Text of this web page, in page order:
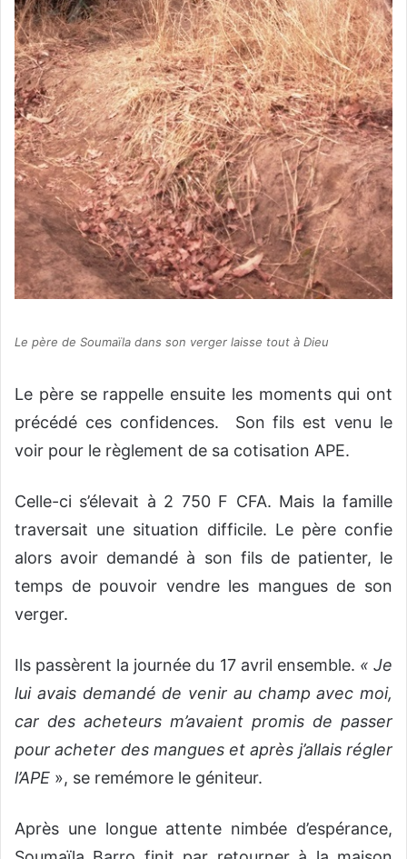
Le père de Soumaïla dans son verger laisse tout à Dieu
Le père se rappelle ensuite les moments qui ont
précédé ces confidences. Son fils est venu le
voir pour le règlement de sa cotisation APE.
Celle-ci s’élevait à 2 750 F CFA. Mais la famille
traversait une situation difficile. Le père confie
alors avoir demandé à son fils de patienter, le
temps de pouvoir vendre les mangues de son
verger.
Ils passèrent la journée du 17 avril ensemble. « Je
lui avais demandé de venir au champ avec moi,
car des acheteurs m’avaient promis de passer
pour acheter des mangues et après j’allais régler
l’APE », se remémore le géniteur.
Après une longue attente nimbée d’espérance,